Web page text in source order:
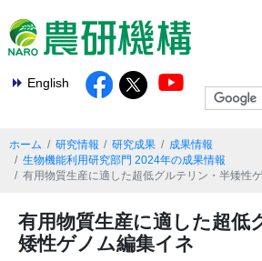
English
ホーム 研究情報 研究成果
成果情報
生物機能利用研究部門 2024年の成果情報
有用物質生産に適した超低グルテリン・半矮性
有用物質生産に適した超低
矮性ゲノム編集イネ